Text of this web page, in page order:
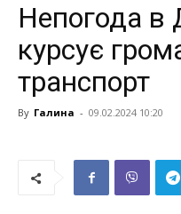
Непогода в
курсує
транспорт
By Галина - 09.02.2024 10:20